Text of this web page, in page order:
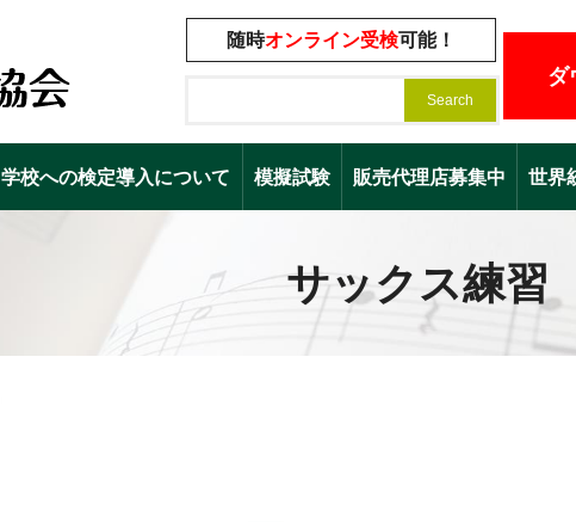
随時オンライン受検可能！
ダ
学校への検定導入について 模擬試験 販売代理店募集中 世界
サックス練習